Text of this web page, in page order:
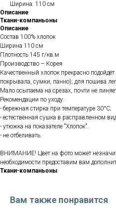
Ширина: 110 см
Описание
Ткани-компаньоны
Описание
Состав 100% хлопок
Ширина 110 см
Плотность 145 г/кв.м
Производство – Корея
Качественный хлопок прекрасно
покрывала, сумки, панно); для пошива
Мало осыпаема на срезах, почти не
Рекомендации по уходу:
- бережная стирка при температуре 30°С;
- естественная сушка в расправленном
- утюжка на показателе "Хлопок".
- не отбеливать.
ВНИМАНИЕ! Цвет на фото может
необходимости предоставим вам
Ткани-компаньоны
Вам также понравится